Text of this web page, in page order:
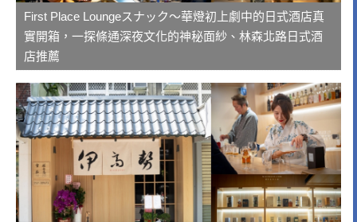
First Place Loungeスナック～華燈初上劇中的日式酒店真
實開箱，一探條通深夜文化的神秘面紗、林森北路日式酒
店推薦